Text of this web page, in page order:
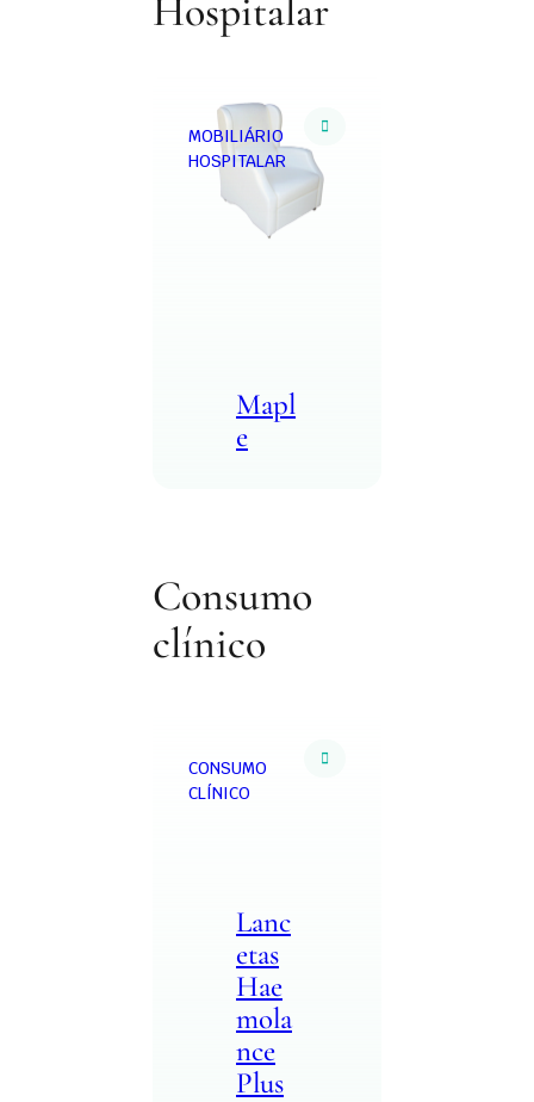
Hospitalar
MOBILIÁRIO
HOSPITALAR
Mapl
e
Consumo
clínico
CONSUMO
CLÍNICO
Lanc
etas
Hae
mola
nce
Plus